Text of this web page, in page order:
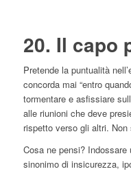
20. Il capo
Pretende la puntualità
concorda mai “entro
tormentare e asfissiare
alle riunioni che deve
rispetto verso gli altri. Non
Cosa ne pensi?
sinonimo di insicurezza,